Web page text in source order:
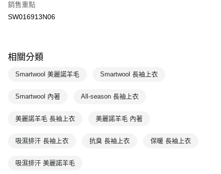
銷售重點
SW016913N06
相關分類
Smartwool 美麗諾羊毛 Smartwool 長袖上衣
Smartwool 內著 All-season 長袖上衣
美麗諾羊毛 長袖上衣 美麗諾羊毛 內著
吸濕排汗 長袖上衣 抗臭 長袖上衣 保暖 長袖上衣
吸濕排汗 美麗諾羊毛